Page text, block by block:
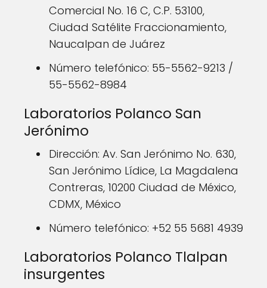
Comercial No. 16 C, C.P. 53100,
Ciudad Satélite Fraccionamiento,
Naucalpan de Juárez
Número telefónico: 55-5562-9213 /
55-5562-8984
Laboratorios Polanco San
Jerónimo
Dirección: Av. San Jerónimo No. 630,
San Jerónimo Lídice, La Magdalena
Contreras, 10200 Ciudad de México,
CDMX, México
Número telefónico: +52 55 5681 4939
Laboratorios Polanco Tlalpan
insurgentes